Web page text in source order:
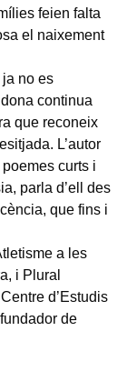
feien falta
el naixement
no es
continua
que reconeix
L’autor
curts i
parla d’ell des
que fins i
a les
i Plural
d’Estudis
de